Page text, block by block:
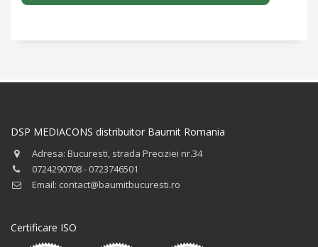
DSP MEDIACONS distribuitor Baumit Romania
Adresa: Bucuresti, strada Preciziei nr.34
0724290708 - 0723746501
Email: contact@baumitbucuresti.ro
Certificare ISO